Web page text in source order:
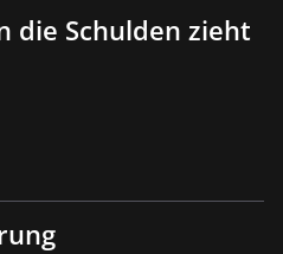
die Schulden zieht